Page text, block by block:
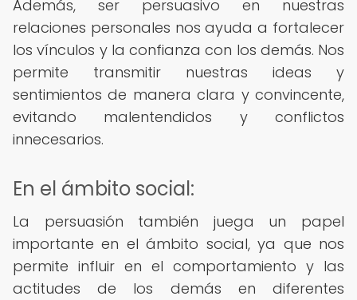
Además, ser persuasivo en nuestras
relaciones personales nos ayuda a fortalecer
los vínculos y la confianza con los demás. Nos
permite transmitir nuestras ideas y
sentimientos de manera clara y convincente,
evitando malentendidos y conflictos
innecesarios.
En el ámbito social:
La persuasión también juega un papel
importante en el ámbito social, ya que nos
permite influir en el comportamiento y las
actitudes de los demás en diferentes